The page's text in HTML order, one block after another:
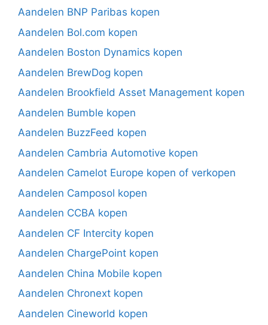
Aandelen BNP Paribas kopen
Aandelen Bol.com kopen
Aandelen Boston Dynamics kopen
Aandelen BrewDog kopen
Aandelen Brookfield Asset Management kopen
Aandelen Bumble kopen
Aandelen BuzzFeed kopen
Aandelen Cambria Automotive kopen
Aandelen Camelot Europe kopen of verkopen
Aandelen Camposol kopen
Aandelen CCBA kopen
Aandelen CF Intercity kopen
Aandelen ChargePoint kopen
Aandelen China Mobile kopen
Aandelen Chronext kopen
Aandelen Cineworld kopen